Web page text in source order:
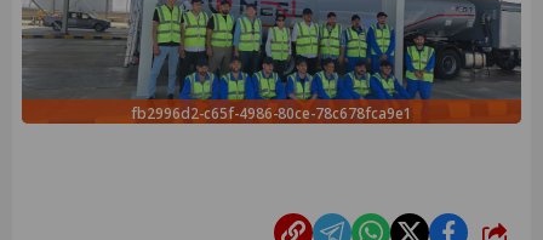
fb2996d2-c65f-4986-80ce-78c678fca9e1